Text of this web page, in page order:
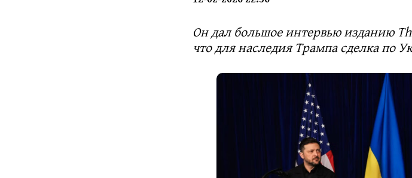
Он дал большое интервью изданию
что для наследия Трампа сделка по